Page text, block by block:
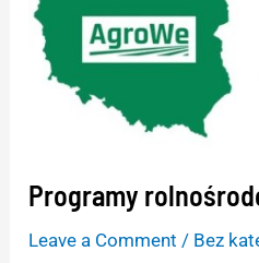
Programy
Leave a Comment / Bez
cz.